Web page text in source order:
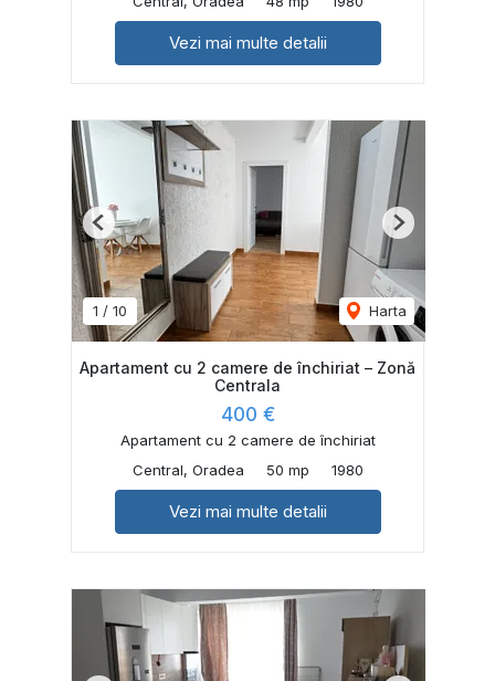
Vezi mai multe detalii
1 / 10 Harta
Previous Next
Apartament cu 2 camere de închiriat – Zonă
Centrala
400 €
Apartament cu 2 camere de închiriat
Central, Oradea
50 mp 1980
Vezi mai multe detalii